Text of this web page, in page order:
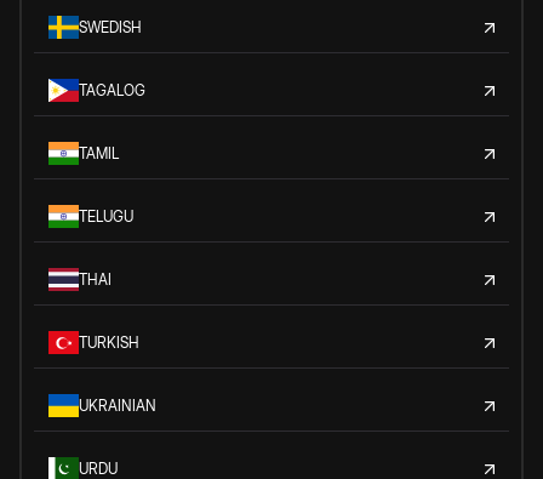
SWEDISH
TAGALOG
TAMIL
TELUGU
THAI
TURKISH
UKRAINIAN
URDU